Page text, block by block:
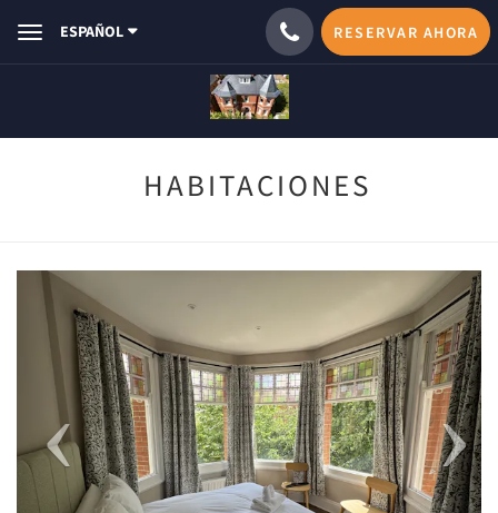
ToggleESPAÑOL RESERVAR AHORA
HABITACIONES
Previous Next